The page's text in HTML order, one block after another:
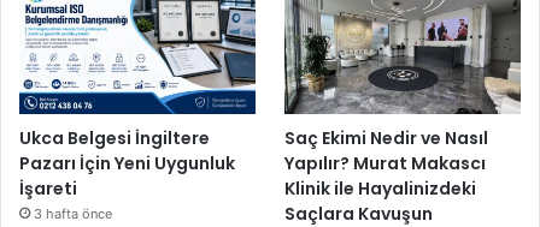
Ukca Belgesi İngiltere
Pazarı İçin Yeni Uygunluk
İşareti
3 hafta önce
Saç Ekimi Nedir ve Nasıl
Yapılır? Murat Makascı
Klinik ile Hayalinizdeki
Saçlara Kavuşun